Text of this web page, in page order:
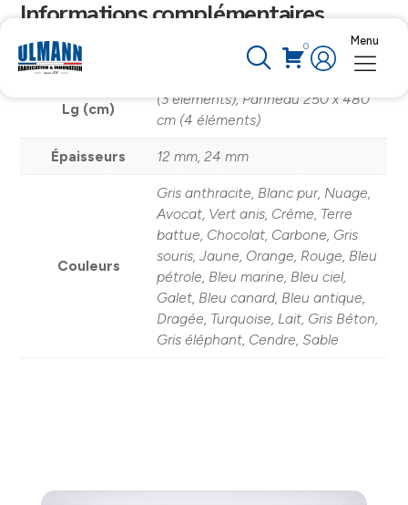
0 Menu
Informations complémentaires
Forme -
Lg (cm)
Panneau 140 x 240 cm (2
(3 éléments), Panneau 250 x 480
cm (4 éléments)
Épaisseurs 12 mm, 24 mm
Couleurs
Gris anthracite, Blanc pur, Nuage,
Avocat, Vert anis, Crème, Terre
battue, Chocolat, Carbone, Gris
souris, Jaune, Orange, Rouge, Bleu
pétrole, Bleu marine, Bleu ciel,
Galet, Bleu canard, Bleu antique,
Dragée, Turquoise, Lait, Gris Béton,
Gris éléphant, Cendre, Sable